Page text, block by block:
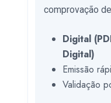
comprovação
Digital
Digital)
Emissão
Validação